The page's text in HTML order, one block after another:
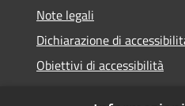
Note legali
Dichiarazione di
Obiettivi di accessibilità